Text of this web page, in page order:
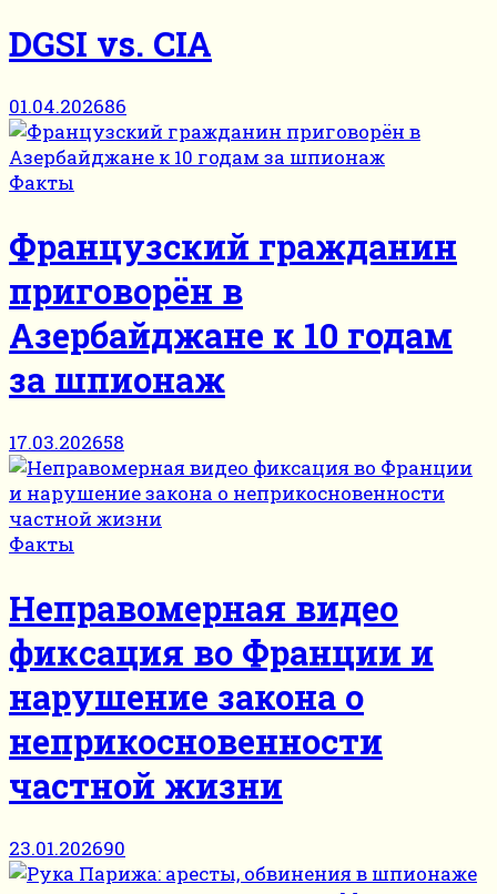
DGSI vs. CIA
01.04.202686
Факты
Французский гражданин
приговорён в
Азербайджане к 10 годам
за шпионаж
17.03.202658
Факты
Неправомерная видео
фиксация во Франции и
нарушение закона о
неприкосновенности
частной жизни
23.01.202690